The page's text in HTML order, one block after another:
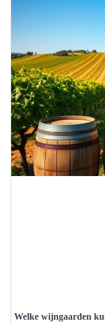
Welke wijngaarden